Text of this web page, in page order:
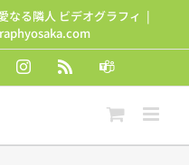
なる隣人 ビデオグラフィ |
Instagram Teams